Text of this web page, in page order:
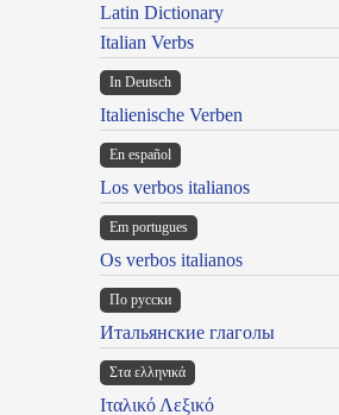
Latin Dictionary
Italian Verbs
In Deutsch
Italienische Verben
En español
Los verbos italianos
Em portugues
Os verbos italianos
По русски
Итальянские глаголы
Στα ελληνικά
Ιταλικό Λεξικό